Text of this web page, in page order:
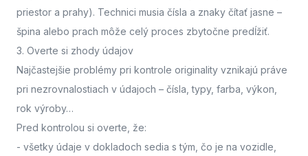
priestor a prahy). Technici musia čísla a znaky čítať jasne –
špina alebo prach môže celý proces zbytočne predĺžiť.
3. Overte si zhody údajov
Najčastejšie problémy pri kontrole originality vznikajú práve
pri nezrovnalostiach v údajoch – čísla, typy, farba, výkon,
rok výroby…
Pred kontrolou si overte, že:
- všetky údaje v dokladoch sedia s tým, čo je na vozidle,